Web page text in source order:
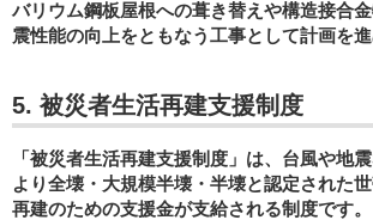
バリウム鋼板屋根への葺き替えや構造接合
震性能の向上をともなう工事として計画を進
5. 被災者生活再建支援制度
「被災者生活再建支援制度」は、台風や地
より全壊・大規模半壊・半壊と認定された
再建のための支援金が支給される制度です。